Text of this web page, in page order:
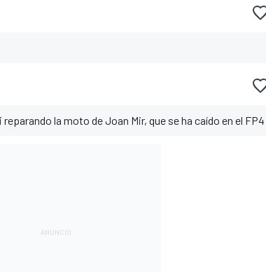
la moto de Joan Mir, que se ha caído en el FP4